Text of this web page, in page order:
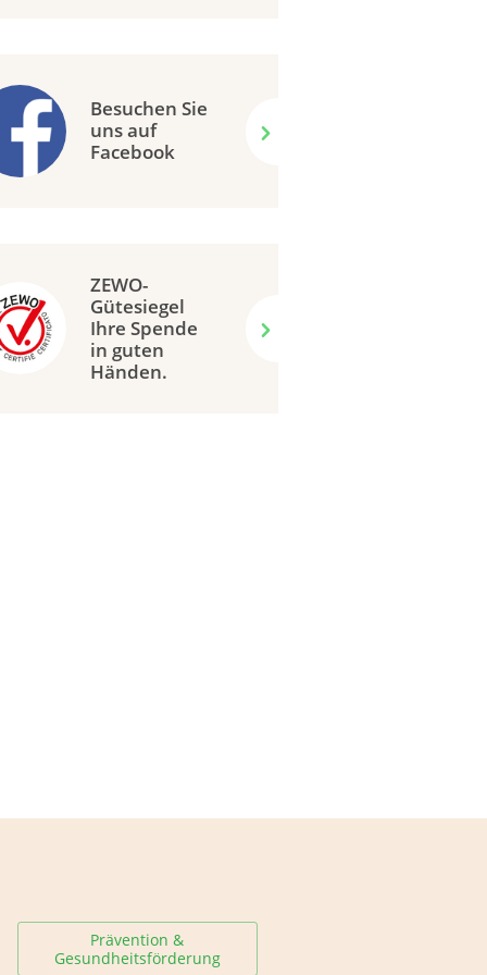
Besuchen Sie
uns auf
Facebook
ZEWO-
Gütesiegel
Ihre Spende
in guten
Händen.
Prävention &
Gesundheitsförderung